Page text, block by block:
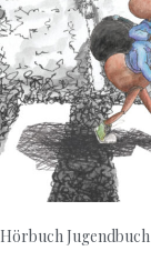
Hörbuch Jugendbuch